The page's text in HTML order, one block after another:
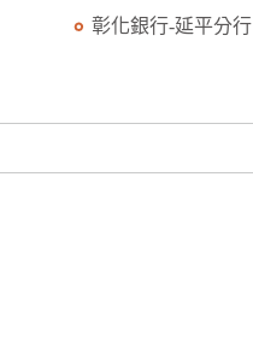
彰化銀行-延平分行